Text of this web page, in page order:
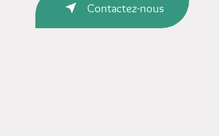
Contactez-nous